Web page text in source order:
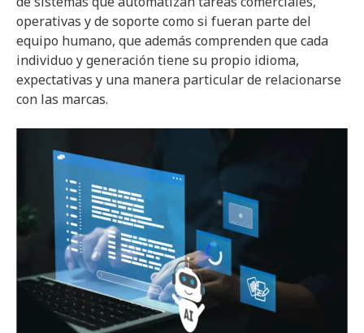
operativas y de soporte como si fueran parte del
equipo humano, que además comprenden que cada
individuo y generación tiene su propio idioma,
expectativas y una manera particular de relacionarse
con las marcas.